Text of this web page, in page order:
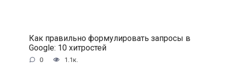
Как правильно формулировать запросы в
Google: 10 хитростей
0 1.1к.